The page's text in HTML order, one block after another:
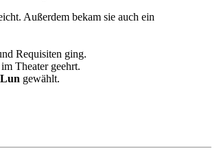
Außerdem bekam sie auch ein
Requisiten ging.
Theater geehrt.
gewählt.